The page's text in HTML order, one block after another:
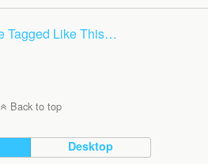
Tagged Like This…
Back to top
Desktop